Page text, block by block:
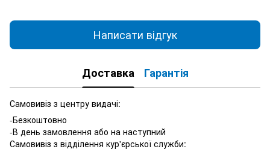
Написати відгук
Доставка Гарантія
Самовивіз з центру видачі:
-Безкоштовно
-В день замовлення або на наступний
Самовивіз з відділення кур'єрської служби: